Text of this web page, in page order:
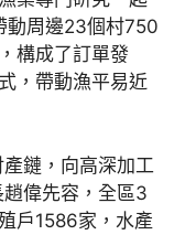
動周邊23個村750
構成了訂單發
，帶動漁平易近
鏈，向高深加工
偉先容，全區3
戶1586家，水產